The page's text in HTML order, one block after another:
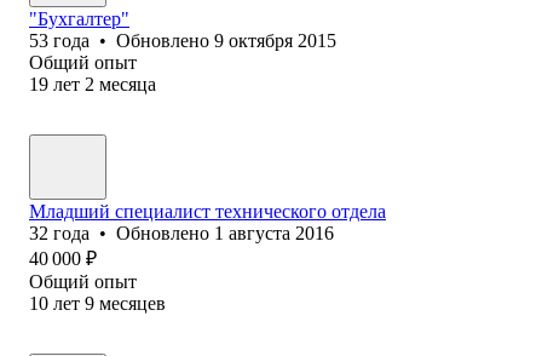
"Бухгалтер"
53 года • Обновлено 9 октября 2015
Общий опыт
19 лет 2 месяца
Младший специалист технического отдела
32 года • Обновлено 1 августа 2016
40 000 ₽
Общий опыт
10 лет 9 месяцев